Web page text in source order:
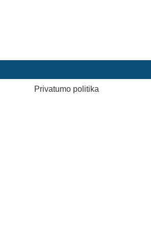
Privatumo politika